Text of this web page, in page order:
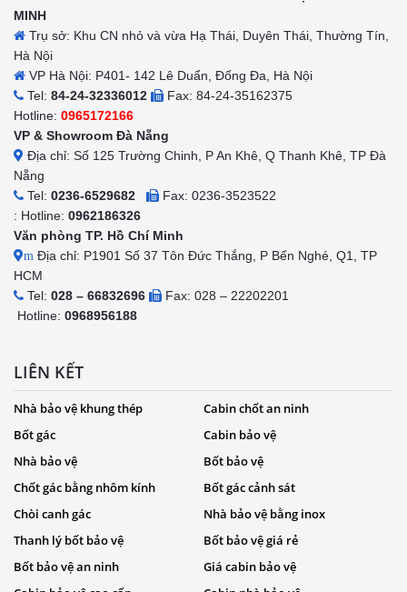
MINH
Trụ sở: Khu CN nhỏ và vừa Hạ Thái, Duyên Thái, Thường Tín,
Hà Nội
VP Hà Nội: P401- 142 Lê Duẩn, Đống Đa, Hà Nội
Tel: 84-24-32336012
Fax: 84-24-35162375
Hotline: 0965172166
VP & Showroom Đà Nẵng
Địa chỉ: Số 125 Trường Chinh, P An Khê, Q Thanh Khê, TP Đà
Nẵng
Tel: 0236-6529682
Fax: 0236-3523522
: Hotline: 0962186326
Văn phòng TP. Hồ Chí Minh
m Địa chỉ: P1901 Số 37 Tôn Đức Thắng, P Bến Nghé, Q1, TP
HCM
Tel: 028 – 66832696
Fax: 028 – 22202201
Hotline: 0968956188
LIÊN KẾT
Nhà bảo vệ khung thép
Cabin chốt an ninh
Bốt gác
Cabin bảo vệ
Nhà bảo vệ
Bốt bảo vệ
Chốt gác bằng nhôm kính
Bốt gác cảnh sát
Chòi canh gác
Nhà bảo vệ bằng inox
Thanh lý bốt bảo vệ
Bốt bảo vệ giá rẻ
Bốt bảo vệ an ninh
Giá cabin bảo vệ